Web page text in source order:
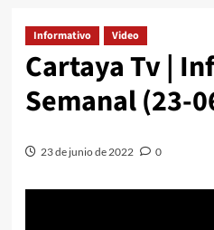
Informativo Video
Cartaya Tv |
Semanal (23-
23 de junio de 2022 0